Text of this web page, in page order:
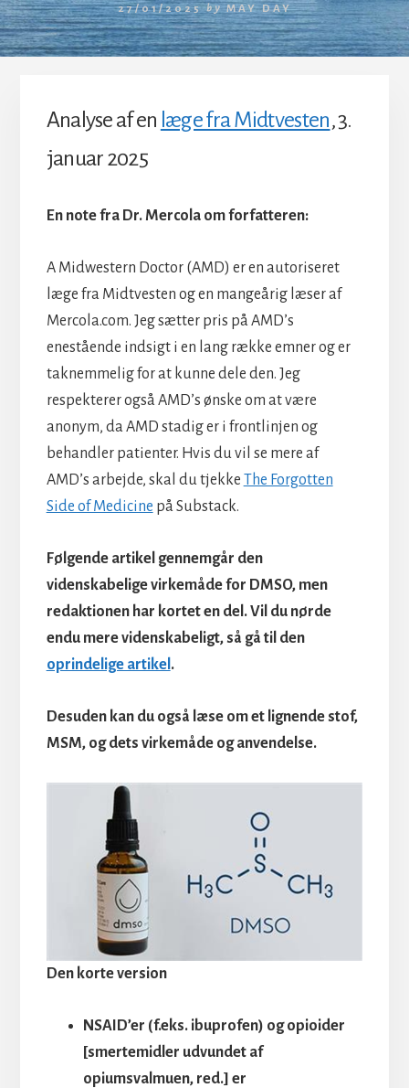
27/01/2025 by MAY DAY
Analyse af en læge fra Midtvesten, 3.
januar 2025
En note fra Dr. Mercola om forfatteren:
A Midwestern Doctor (AMD) er en autoriseret
læge fra Midtvesten og en mangeårig læser af
Mercola.com. Jeg sætter pris på AMD’s
enestående indsigt i en lang række emner og er
taknemmelig for at kunne dele den. Jeg
respekterer også AMD’s ønske om at være
anonym, da AMD stadig er i frontlinjen og
behandler patienter. Hvis du vil se mere af
AMD’s arbejde, skal du tjekke The Forgotten
Side of Medicine på Substack.
Følgende artikel gennemgår den
videnskabelige virkemåde for DMSO, men
redaktionen har kortet en del. Vil du nørde
endu mere videnskabeligt, så gå til den
oprindelige artikel .
Desuden kan du også læse om et lignende stof,
MSM, og dets virkemåde og anvendelse.
Den korte version
NSAID’er (f.eks. ibuprofen) og opioider
[smertemidler udvundet af
opiumsvalmuen, red.] er